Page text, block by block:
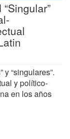
y “singulares”.
y político-
en los años